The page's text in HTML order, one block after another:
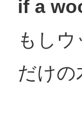
if a
もし
だけ